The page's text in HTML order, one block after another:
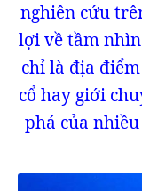
nghiên cứu
lợi về tầm
chỉ là địa
cổ hay giới
phá của